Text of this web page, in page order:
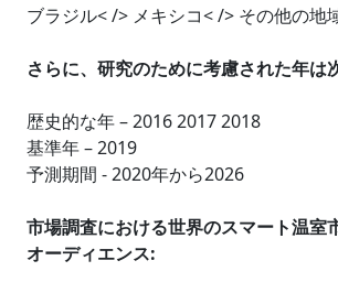
ブラジル< /> メキシコ< /> その他の地
さらに、研究のために考慮された年は
歴史的な年 – 2016 2017 2018
基準年 – 2019
予測期間 - 2020年から2026
市場調査における世界のスマート温室
オーディエンス: